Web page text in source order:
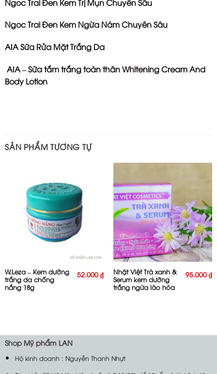
Ngoc Trai Đen Kem Trị Mụn Chuyên Sâu
Ngoc Trai Đen Kem Ngừa Nám Chuyên Sâu
AIA Sữa Rửa Mặt Trắng Da
AIA – Sữa tắm trắng toàn thân Whitening Cream And
Body Lotion
SẢN PHẨM TƯƠNG TỰ
W.Leza – Kem dưỡng
trắng da chống
nắng 18g
52.000₫
Nhật Việt Trà xanh &
Serum kem dưỡng
trắng ngừa lão hóa
95.000₫
Shop Mỹ phẩm LAN
Hộ kinh doanh : Nguyễn Thanh Nhựt